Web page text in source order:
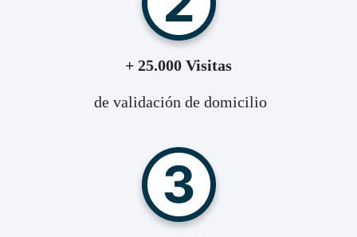
+ 25.000 Visitas
de validación de domicilio